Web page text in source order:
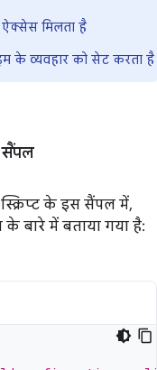
मिलता है
के व्यवहार को सेट करता है
सैंपल
के इस सैंपल में,
बारे में बताया गया है: